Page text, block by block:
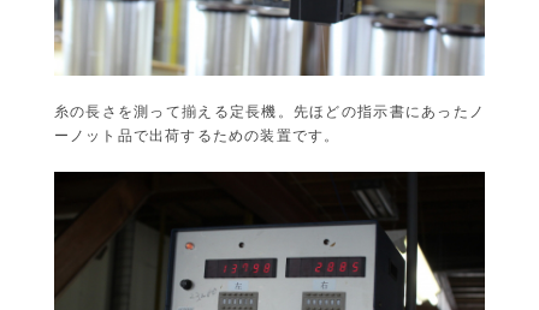
糸の長さを測って揃える定長機。先ほどの指示書にあったノ
ーノット品で出荷するための装置です。